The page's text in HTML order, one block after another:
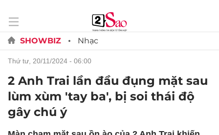
SHOWBIZ Nhạc
thứ tư, 20/11/2024 - 06:00
2 Anh Trai lần đầu đụng mặt sau
lùm xùm 'tay ba', bị soi thái độ
gây chú ý